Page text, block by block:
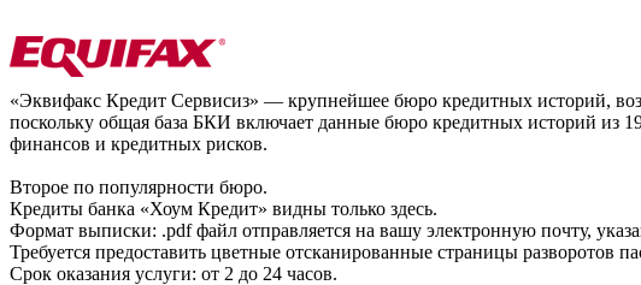
«Эквифакс Кредит Сервисиз» — крупнейшее бюро кредитных историй,
поскольку общая база БКИ включает данные бюро кредитных историй из
финансов и кредитных рисков.
Второе по популярности бюро.
Кредиты банка «Хоум Кредит» видны только здесь.
Формат выписки: .pdf файл отправляется на вашу электронную почту,
Требуется предоставить цветные отсканированные страницы разворотов
Срок оказания услуги: от 2 до 24 часов.